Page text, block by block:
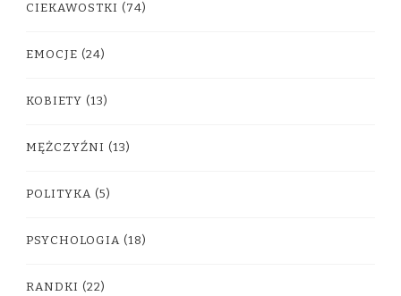
CIEKAWOSTKI (74)
EMOCJE (24)
KOBIETY (13)
MĘŻCZYŹNI (13)
POLITYKA (5)
PSYCHOLOGIA (18)
RANDKI (22)